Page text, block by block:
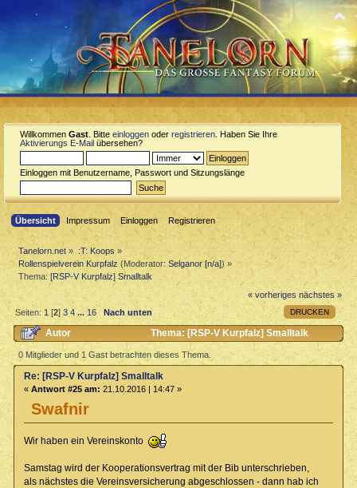
Willkommen Gast . Bitte einloggen oder registrieren . Haben Sie Ihre
Aktivierungs E-Mail übersehen?
Einloggen mit Benutzername, Passwort und Sitzungslänge
Übersicht Impressum Einloggen Registrieren
Tanelorn.net » :T: Koops »
Rollenspielverein Kurpfalz (Moderator:Selganor [n/a]) »
Thema:[RSP-V Kurpfalz] Smalltalk
« vorheriges nächstes »
DRUCKEN
Seiten:1 [2]3 4 ...16 Nach unten
Autor
Thema: [RSP-V Kurpfalz] Smalltalk
(Gelesen 116860 mal)
0 Mitglieder und 1 Gast betrachten dieses Thema.
Swafnir
Re: [RSP-V Kurpfalz] Smalltalk
« Antwort #25 am: 21.10.2016 | 14:47 »
Wir haben ein Vereinskonto
Samstag wird der Kooperationsvertrag mit der Bib unterschrieben,
als nächstes die Vereinsversicherung abgeschlossen - dann hab ich